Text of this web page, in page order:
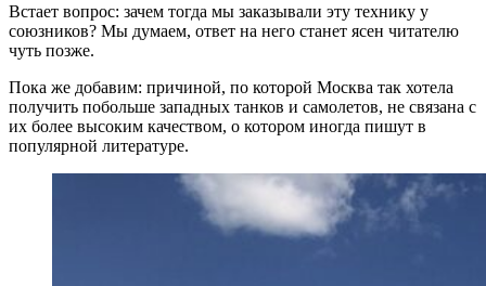
Встает вопрос: зачем тогда мы заказывали эту технику у
союзников? Мы думаем, ответ на него станет ясен читателю
чуть позже.
Пока же добавим: причиной, по которой Москва так хотела
получить побольше западных танков и самолетов, не связана с
их более высоким качеством, о котором иногда пишут в
популярной литературе.